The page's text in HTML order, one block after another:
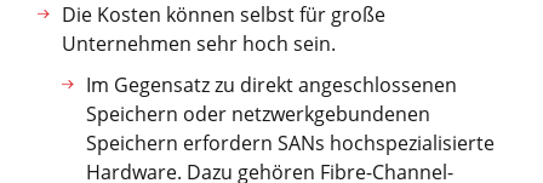
Die Kosten können selbst für große
Unternehmen sehr hoch sein.
Im Gegensatz zu direkt angeschlossenen
Speichern oder netzwerkgebundenen
Speichern erfordern SANs hochspezialisierte
Hardware. Dazu gehören Fibre-Channel-